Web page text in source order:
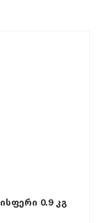
0.9 კგ